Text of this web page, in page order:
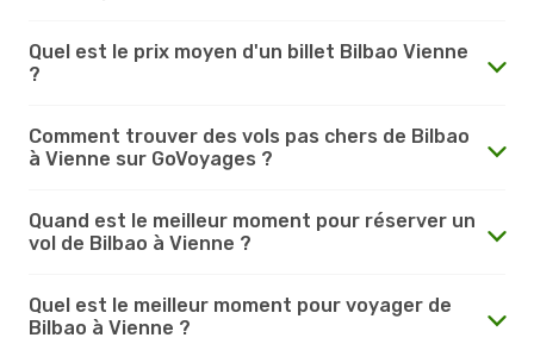
Quel est le prix moyen d'un billet Bilbao Vienne
?
Comment trouver des vols pas chers de Bilbao
à Vienne sur GoVoyages ?
Quand est le meilleur moment pour réserver un
vol de Bilbao à Vienne ?
Quel est le meilleur moment pour voyager de
Bilbao à Vienne ?